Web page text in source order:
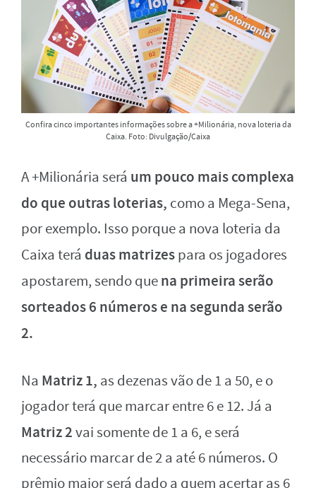
Confira cinco importantes informações sobre a +Milionária, nova loteria da
Caixa. Foto: Divulgação/Caixa
A +Milionária será um pouco mais complexa
do que outras loterias, como a Mega-Sena,
por exemplo. Isso porque a nova loteria da
Caixa terá duas matrizespara os jogadores
apostarem, sendo quena primeira serão
sorteados 6 números e na segunda serão
2.
Na Matriz 1, as dezenas vão de 1 a 50, e o
jogador terá que marcar entre 6 e 12. Já a
Matriz 2vai somente de 1 a 6, e será
necessário marcar de 2 a até 6 números. O
prêmio maior será dado a quem acertar as 6